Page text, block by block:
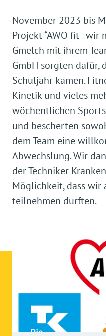
November 2023 bis
Projekt “AWO fit - wir
Gmelch mit ihrem
GmbH sorgten dafür,
Schuljahr kamen.
Kinetik und vieles
wöchentlichen
und bescherten
dem Team eine
Abwechslung. Wir
der Techniker
Möglichkeit, dass
teilnehmen durften.